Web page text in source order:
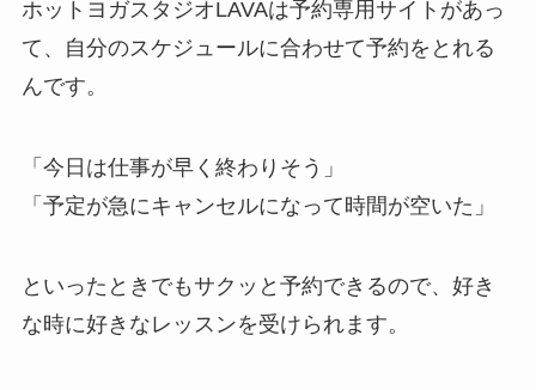
ホットヨガスタジオLAVAは予約専用サイトがあっ
て、自分のスケジュールに合わせて予約をとれる
んです。
「今日は仕事が早く終わりそう」
「予定が急にキャンセルになって時間が空いた」
といったときでもサクッと予約できるので、好き
な時に好きなレッスンを受けられます。